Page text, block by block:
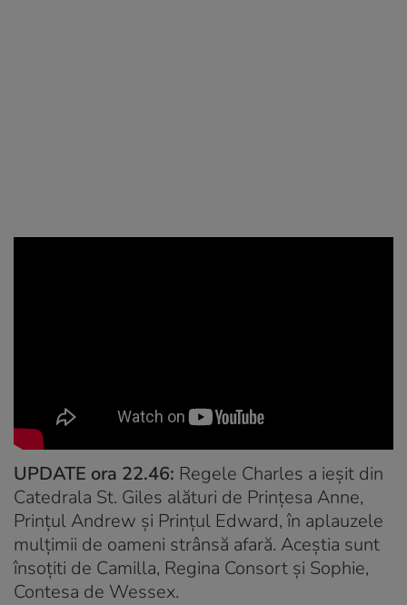
UPDATE ora 22.46: Regele Charles a ieșit din
Catedrala St. Giles alături de Prințesa Anne,
Prințul Andrew și Prințul Edward, în aplauzele
mulțimii de oameni strânsă afară. Aceștia sunt
însoțiti de Camilla, Regina Consort și Sophie,
Contesa de Wessex.